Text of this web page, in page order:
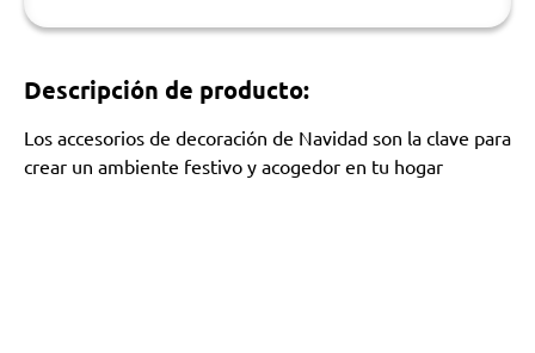
Descripción de producto:
Los accesorios de decoración de Navidad son la clave para
crear un ambiente festivo y acogedor en tu hogar